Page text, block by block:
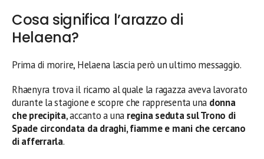
Cosa significa l’arazzo di
Helaena?
Prima di morire, Helaena lascia però un ultimo messaggio.
Rhaenyra trova il ricamo al quale la ragazza aveva lavorato
durante la stagione e scopre che rappresenta una donna
che precipita, accanto a una regina seduta sul Trono di
Spade circondata da draghi, fiamme e mani che cercano
di afferrarla.